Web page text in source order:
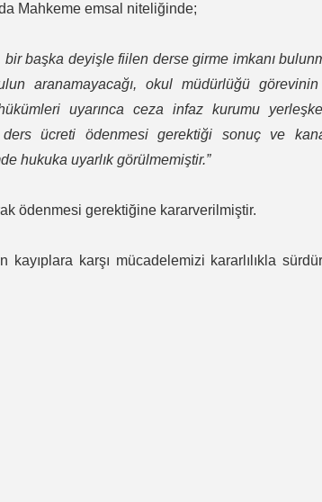
Mahkeme emsal niteliğinde;
başka deyişle fiilen derse girme imkanı
aranamayacağı, okul müdürlüğü
uyarınca ceza infaz kurumu
ders ücreti ödenmesi gerektiği sonuç ve
hukuka uyarlık görülmemiştir.”
ödenmesi gerektiğine kararverilmiştir.
karşı mücadelemizi kararlılıkla